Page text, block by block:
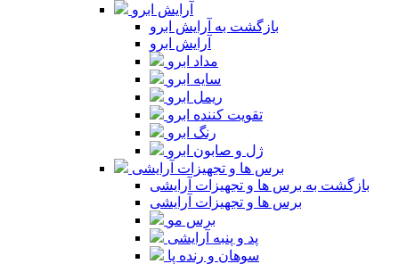
آرایش ابرو
بازگشت به آرایش ابرو
آرایش ابرو
مداد ابرو
سایه ابرو
ریمل ابرو
تقویت کننده ابرو
رنگ ابرو
ژل و صابون ابرو
برس ها و تجهیزات آرایشی
بازگشت به برس ها و تجهیزات آرایشی
برس ها و تجهیزات آرایشی
برس مو
پد و پنبه آرایشی
سوهان و رنده پا